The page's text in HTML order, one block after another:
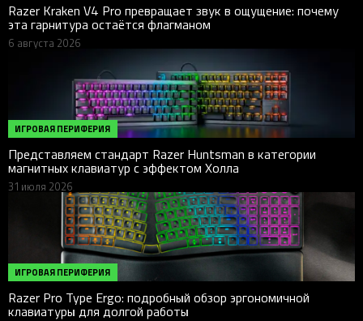
Razer Kraken V4 Pro превращает звук в ощущение: почему
эта гарнитура остаётся флагманом
6 августа 2026
ИГРОВАЯ ПЕРИФЕРИЯ
Представляем стандарт Razer Huntsman в категории
магнитных клавиатур с эффектом Холла
31 июля 2026
ИГРОВАЯ ПЕРИФЕРИЯ
Razer Pro Type Ergo: подробный обзор эргономичной
клавиатуры для долгой работы